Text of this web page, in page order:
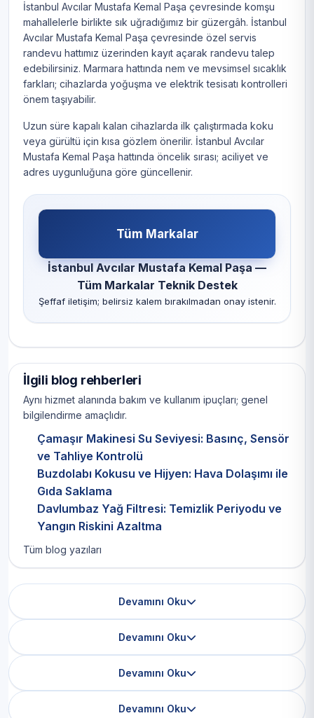
İstanbul Avcılar Mustafa Kemal Paşa çevresinde komşu
mahallelerle birlikte sık uğradığımız bir güzergâh. İstanbul
Avcılar Mustafa Kemal Paşa çevresinde özel servis
randevu hattımız üzerinden kayıt açarak randevu talep
edebilirsiniz. Marmara hattında nem ve mevsimsel sıcaklık
farkları; cihazlarda yoğuşma ve elektrik tesisatı kontrolleri
önem taşıyabilir.
Uzun süre kapalı kalan cihazlarda ilk çalıştırmada koku
veya gürültü için kısa gözlem önerilir. İstanbul Avcılar
Mustafa Kemal Paşa hattında öncelik sırası; aciliyet ve
adres uygunluğuna göre güncellenir.
Tüm Markalar
İstanbul Avcılar Mustafa Kemal Paşa —
Tüm Markalar Teknik Destek
Şeffaf iletişim; belirsiz kalem bırakılmadan onay istenir.
İlgili blog rehberleri
Aynı hizmet alanında bakım ve kullanım ipuçları; genel
bilgilendirme amaçlıdır.
Çamaşır Makinesi Su Seviyesi: Basınç, Sensör
ve Tahliye Kontrolü
Buzdolabı Kokusu ve Hijyen: Hava Dolaşımı ile
Gıda Saklama
Davlumbaz Yağ Filtresi: Temizlik Periyodu ve
Yangın Riskini Azaltma
Tüm blog yazıları
Devamını Oku
Devamını Oku
Devamını Oku
Devamını Oku